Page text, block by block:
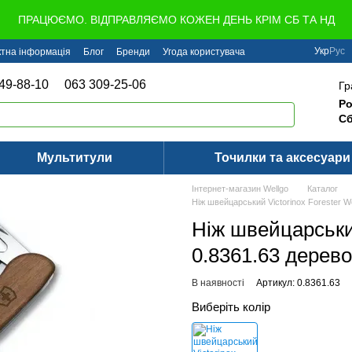
ПРАЦЮЄМО. ВІДПРАВЛЯЄМО КОЖЕН ДЕНЬ КРІМ СБ ТА НД
інформація Блог Бренди Угода користувача УкрРус
88-10 063 309-25-06
Мультитули Точилки та аксесуари
Інтернет-магазин Wellgo
Каталог
Ніж швейцарський Victorinox Forester
Ніж
0.8361.63
В наявності Артикул: 0.8361.63
Виберіть колір